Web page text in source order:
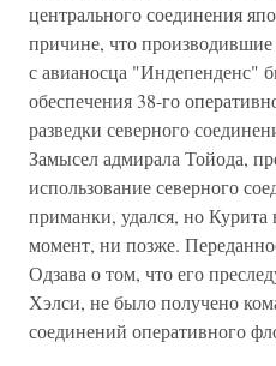
центрального соединения
причине, что
с авианосца "Индепенденс"
обеспечения 38-го
разведки северного
Замысел адмирала Тойода,
использование северного
приманки, удался, но Курита
момент, ни позже.
Одзава о том, что его
Хэлси, не было получено
соединений оперативного